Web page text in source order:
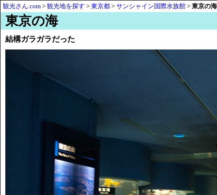
観光さん.com > 観光地を探す > 東京都 > サンシャイン国際水族館 > 東京の海
東京の海
結構ガラガラだった